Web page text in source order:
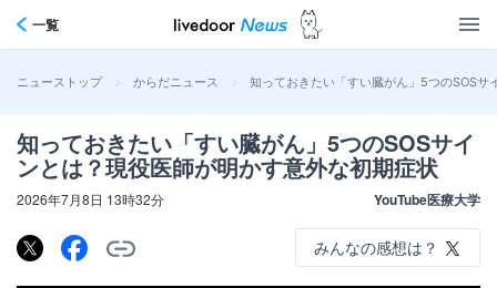
一覧
ニューストップ > からだニュース > 知っておきたい「すい臓がん」5つのSOS
知っておきたい「すい臓がん」5つのSOSサイ
ンとは？現役医師が明かす意外な初期症状
2026年7月8日 13時32分 YouTube医療大学
みんなの感想は？